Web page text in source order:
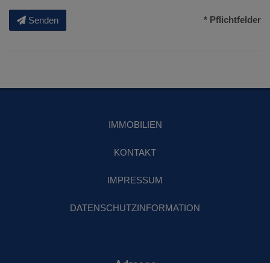
Senden * Pflichtfelder
IMMOBILIEN
KONTAKT
IMPRESSUM
DATENSCHUTZINFORMATION